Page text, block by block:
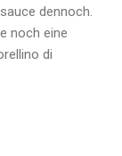
dennoch.
noch eine
di